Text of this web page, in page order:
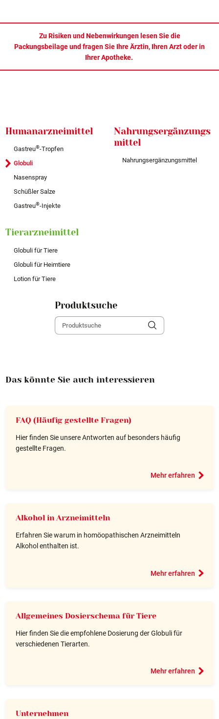
Humanarzneimittel
Gastreu®-Tropfen
Globuli
Nasenspray
Schüßler Salze
Gastreu®-Injekte
Nahrungsergänzungs
mittel
Nahrungsergänzungsmittel
Tierarzneimittel
Globuli für Tiere
Globuli für Heimtiere
Lotion für Tiere
Produktsuche
Zu Risiken und Nebenwirkungen lesen Sie die
Packungsbeilage und fragen Sie Ihre Ärztin, Ihren Arzt oder in
Ihrer Apotheke.
Das könnte Sie auch interessieren
FAQ (Häufig gestellte Fragen)
Hier finden Sie unsere Antworten auf besonders häufig
gestellte Fragen.
Mehr erfahren
Alkohol in Arzneimitteln
Erfahren Sie warum in homöopathischen Arzneimitteln
Alkohol enthalten ist.
Mehr erfahren
Allgemeines Dosierschema für Tiere
Hier finden Sie die empfohlene Dosierung der Globuli für
verschiedenen Tierarten.
Mehr erfahren
Unternehmen